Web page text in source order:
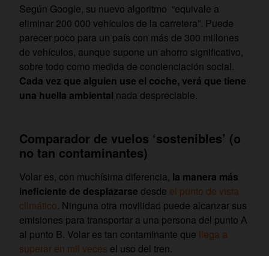
Según Google, su nuevo algoritmo “equivale a
eliminar 200 000 vehículos de la carretera”. Puede
parecer poco para un país con más de 300 millones
de vehículos, aunque supone un ahorro significativo,
sobre todo como medida de concienciación social.
Cada vez que alguien use el coche, verá que tiene
una huella ambiental nada despreciable.
Comparador de vuelos ‘sostenibles’ (o
no tan contaminantes)
Volar es, con muchísima diferencia, la manera más
ineficiente de desplazarse desde el punto de vista
climático. Ninguna otra movilidad puede alcanzar sus
emisiones para transportar a una persona del punto A
al punto B. Volar es tan contaminante que llega a
superar en mil veces el uso del tren.